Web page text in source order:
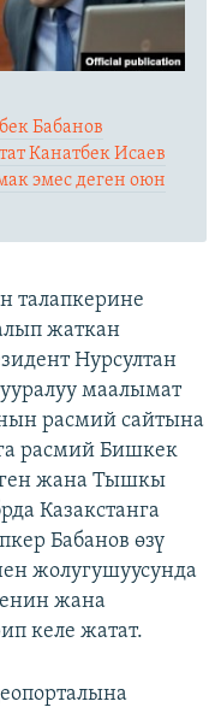
Бабанов
Канатбек Исаев
эмес деген оюн
талапкерине
жаткан
Нурсултан
маалымат
расмий сайтына
расмий Бишкек
жана Тышкы
Казакстанга
Бабанов өзү
жолугушуусунда
жана
келе жатат.